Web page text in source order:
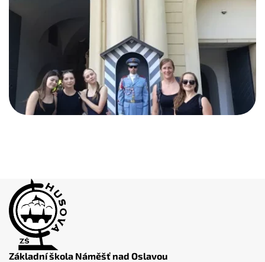
Základní škola Náměšť nad Oslavou